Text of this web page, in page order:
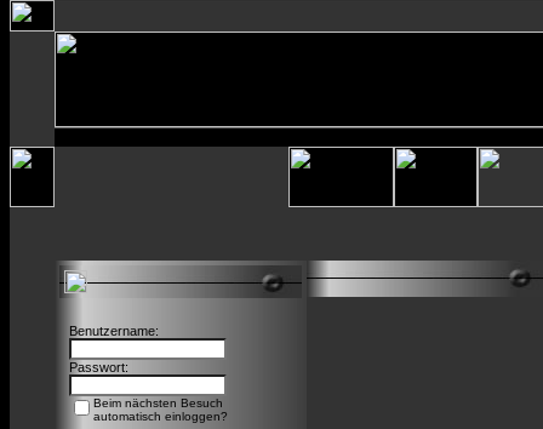
Benutzername:
Passwort:
Beim nächsten Besuch
automatisch einloggen?